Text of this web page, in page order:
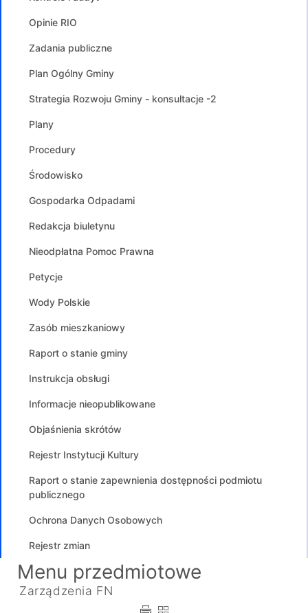
Opinie RIO
Zadania publiczne
Plan Ogólny Gminy
Strategia Rozwoju Gminy - konsultacje -2
Plany
Procedury
Środowisko
Gospodarka Odpadami
Redakcja biuletynu
Nieodpłatna Pomoc Prawna
Petycje
Wody Polskie
Zasób mieszkaniowy
Raport o stanie gminy
Instrukcja obsługi
Informacje nieopublikowane
Objaśnienia skrótów
Rejestr Instytucji Kultury
Raport o stanie zapewnienia dostępności podmiotu
publicznego
Ochrona Danych Osobowych
Rejestr zmian
Menu przedmiotowe
Zarządzenia FN